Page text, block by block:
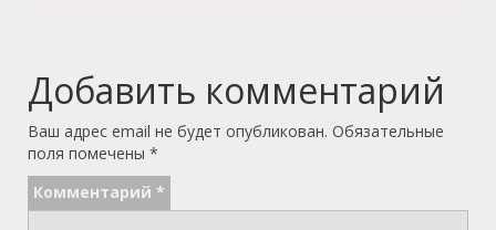
Добавить комментарий
Ваш адрес email не будет опубликован. Обязательные
поля помечены *
Комментарий *